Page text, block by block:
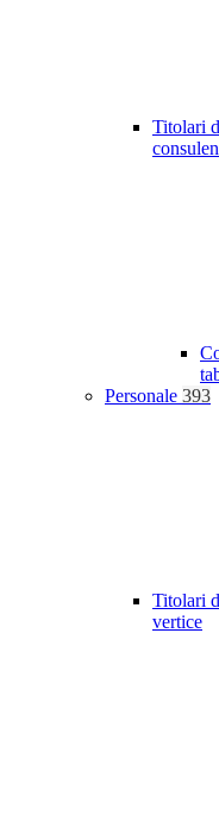
Titolari
Personale 393
Titolari
vertice